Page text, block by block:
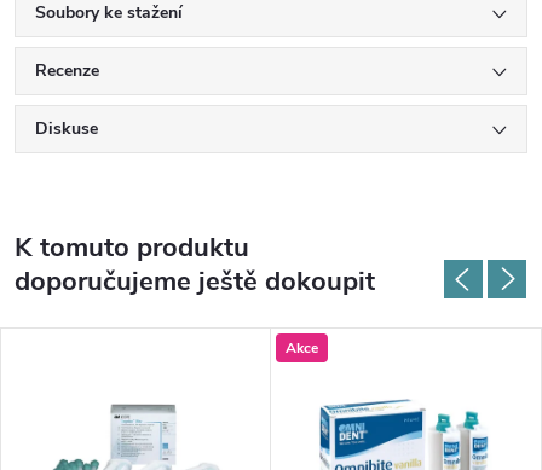
Soubory ke stažení
Recenze
Diskuse
K tomuto produktu
doporučujeme ještě dokoupit
Akce